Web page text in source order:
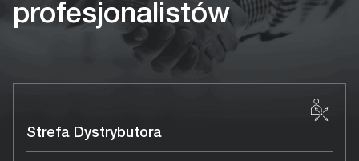
profesjonalistów
Strefa Dystrybutora